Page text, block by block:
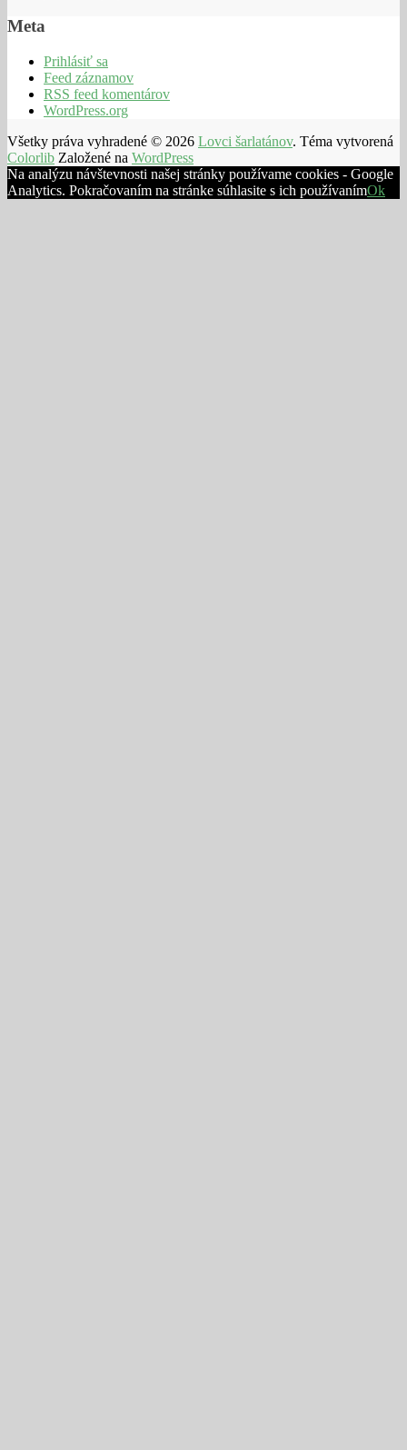
Meta
Prihlásiť sa
Feed záznamov
RSS feed komentárov
WordPress.org
Všetky práva vyhradené © 2026 Lovci šarlatánov. Téma vytvorená
Colorlib Založené na WordPress
Na analýzu návštevnosti našej stránky používame cookies - Google
Analytics. Pokračovaním na stránke súhlasite s ich používanímOk